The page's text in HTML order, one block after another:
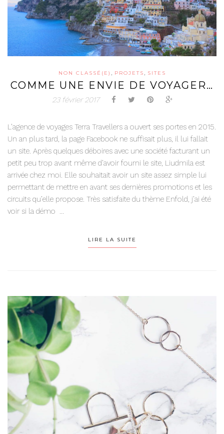
NON CLASSÉ(E) , PROJETS , SITES
COMME UNE ENVIE DE VOYAGER…
23 février 2017
L’agence de voyages Terra Travellers a ouvert ses portes en 2015.
Un an plus tard, la page Facebook ne suffisait plus, il lui fallait
un site. Après quelques déboires avec une société facturant un
petit peu trop avant même d’avoir fourni le site, Liudmila est
arrivée chez moi. Elle souhaitait avoir un site assez simple lui
permettant de mettre en avant ses dernières promotions et les
circuits qu’elle propose. Très satisfaite du thème Enfold, j’ai été
voir si la démo ...
LIRE LA SUITE